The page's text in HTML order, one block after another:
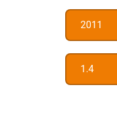
2011
1.4